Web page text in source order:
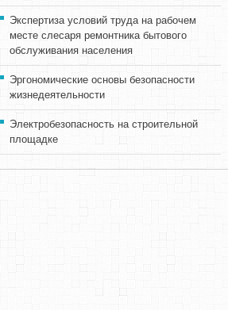
Экспертиза условий труда на рабочем
месте слесаря ремонтника бытового
обслуживания населения
Эргономические основы безопасности
жизнедеятельности
Электробезопасность на строительной
площадке